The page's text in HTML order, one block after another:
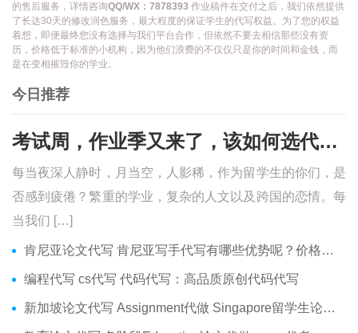
的售后服务，详情咨询QQ/WX：7878393 作业稿件在交付之后，我们依然提供
了长达30天的修改润色服务，最大程度的保证学生的代写权益。为了您的权益
着想，即便最终您没有选择与我们平台合作，但依然不要去相信那些没有资
历，价格低于标准的小机构，因为他们浪费的不仅仅只是你的时间和金钱，而
是在变相摧毁你的学业。
今日推荐
考试周，作业季又来了，该如何选代写？便宜的代写、代考会有哪些问题？
每当夜深人静时，月当空，人影稀，作为留学生的你们，是
否感到疲倦？繁重的学业，复杂的人文以及跨国的恋情。每
当我们 […]
肯尼亚论文代写 肯尼亚写手代写有哪些优势呢？价格便宜吗？
编程代写 cs代写 代码代写：高品质原创代码代写
新加坡论文代写 Assignment代做 Singapore留学生论文代写服务